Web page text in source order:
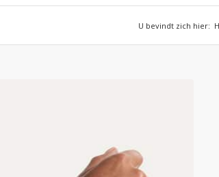
U bevindt zich hier: